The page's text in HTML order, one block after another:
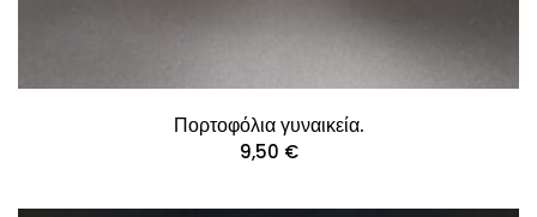
Πορτοφόλια γυναικεία.
9,50 €